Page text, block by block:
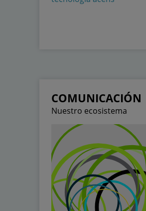
COMUNICACIÓN
Nuestro ecosistema